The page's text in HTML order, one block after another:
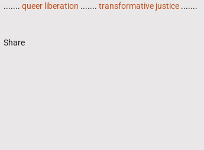
....... queer liberation ....... transformative justice .......
Share